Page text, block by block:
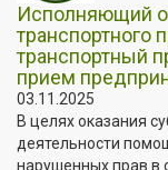
Исполняющий
транспортного
транспортный
прием
03.11.2025
В целях оказания
деятельности
нарушенных прав в